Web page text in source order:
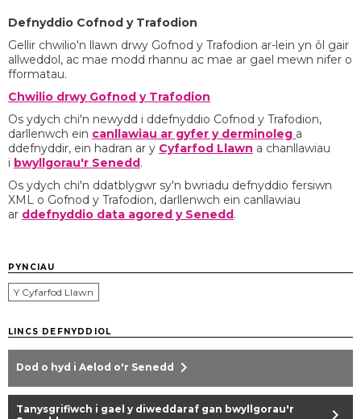
​​Defnyddio Cofnod y Trafodion
Gellir chwilio'n llawn drwy Gofnod y Trafodion ar-lein yn ôl gair
allweddol, ac mae modd rhannu ac mae ar gael mewn nifer o
fformatau.
Chwilio drwy Gofnod y Trafodion
Os ydych chi'n newydd i ddefnyddio Cofnod y Trafodion,
darllenwch ein canllawiau ar gyfer y derminoleg a
ddefnyddir, ein hadran ar y Cyfarfod Llawn a chanllawiau
i bwyllgorau'r Senedd.
Os ydych chi'n ddatblygwr sy'n bwriadu defnyddio fersiwn
XML o Gofnod y Trafodion, darllenwch ein canllawiau
ar ddefnyddio data agored y Senedd.
PYNCIAU
Y Cyfarfod Llawn
LINCS DEFNYDDIOL
Dod o hyd i Aelod o'r Senedd chevron_right
Tanysgrifiwch i gael y diweddaraf gan bwyllgorau'r
chevron_right